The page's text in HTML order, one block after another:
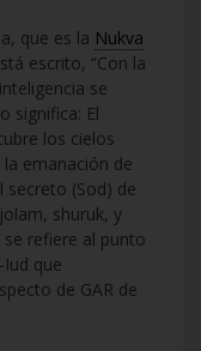
que es la Nukva
escrito, “Con la
se
significa: El
los cielos
emanación de
secreto (Sod) de
shuruk, y
se refiere al punto
que
de GAR de